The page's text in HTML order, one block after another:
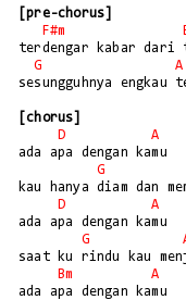
[pre-chorus]
F#m
terdengar kabar dari
G
A
sesungguhnya engkau
[chorus]
D
A
ada apa dengan kamu
G
kau hanya diam dan
D
A
ada apa dengan kamu
G
saat ku rindu kau
Bm
A
ada apa dengan kamu